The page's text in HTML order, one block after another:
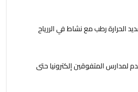
الحرارة رطب مع نشاط في الررياح
لمدارس المتفوقين إلكترونيا حتى